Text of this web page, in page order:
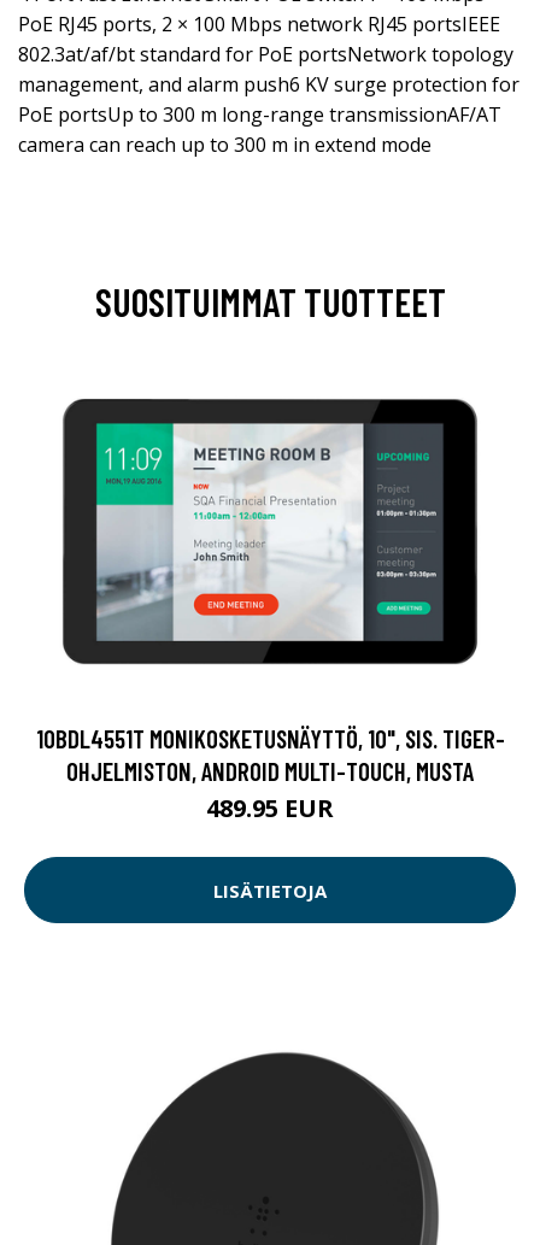
PoE RJ45 ports, 2 × 100 Mbps network RJ45 portsIEEE
802.3at/af/bt standard for PoE portsNetwork topology
management, and alarm push6 KV surge protection for
PoE portsUp to 300 m long-range transmissionAF/AT
camera can reach up to 300 m in extend mode
SUOSITUIMMAT TUOTTEET
10BDL4551T MONIKOSKETUSNÄYTTÖ, 10", SIS. TIGER-
OHJELMISTON, ANDROID MULTI-TOUCH, MUSTA
489.95 EUR
LISÄTIETOJA